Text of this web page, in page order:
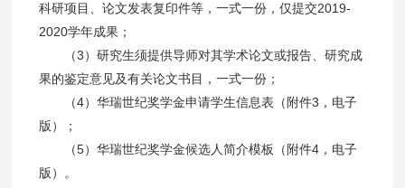
科研项目、论文发表复印件等，一式一份，仅提交2019-
2020学年成果；
（3）研究生须提供导师对其学术论文或报告、研究成
果的鉴定意见及有关论文书目，一式一份；
（4）华瑞世纪奖学金申请学生信息表（附件3，电子
版）；
（5）华瑞世纪奖学金候选人简介模板（附件4，电子
版）。